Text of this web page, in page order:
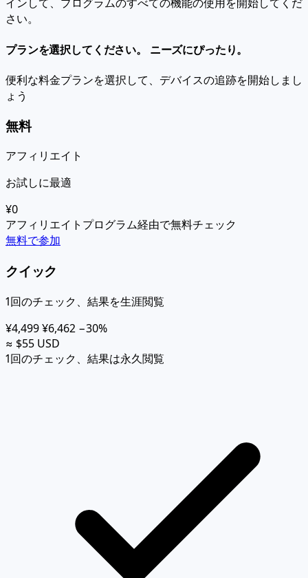
さい。
プランを選択してください。 ニーズにぴったり。
便利な料金プランを選択して、デバイスの追跡を開始しまし
ょう
無料
アフィリエイト
お試しに最適
¥0
アフィリエイトプログラム経由で無料チェック
無料で参加
クイック
1回のチェック、結果を生涯閲覧
¥4,499¥6,462 −30%
≈ $55 USD
1回のチェック、結果は永久閲覧